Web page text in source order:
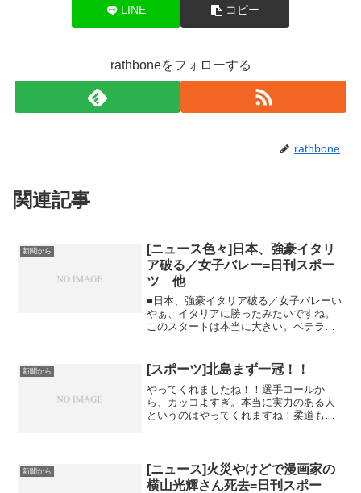
LINE コピー
rathboneをフォローする
rathbone
関連記事
新聞から
[ニュース色々]日本、強豪イタリ
ア破る／女子バレー=日刊スポー
ツ 他
■日本、強豪イタリア破る／女子バレーい
やぁ、イタリアに勝ったみたいですね。
このスタートは本当に大きい。ベテラ
新聞から [スポーツ]北島まず一冠！！
やってくれましたね！！選手コールか
ら、カッコよすぎ。本当に実力のある人
というのはやってくれますね！柔道も厳
新聞から
[ニュース]火災やけどで漫画家の
横山光輝さん死去=日刊スポー